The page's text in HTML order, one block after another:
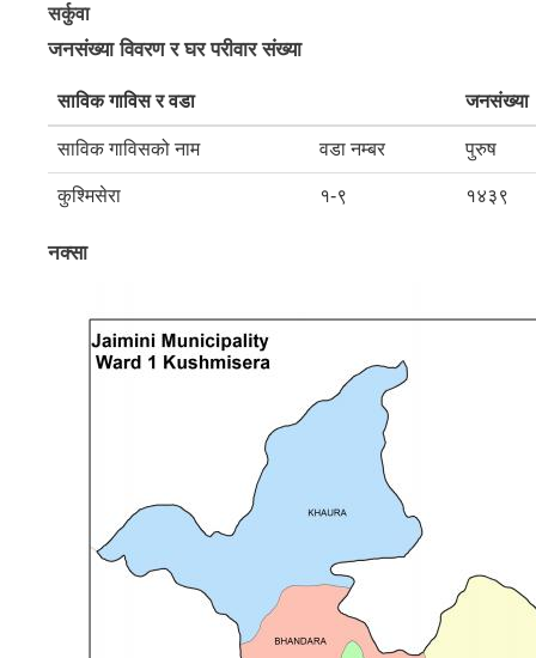
सर्कुवा
जनसंख्या विवरण र घर परीवार संख्या
साविक गाविस र वडा जनसंख्या
साविक गाविसको नाम वडा नम्बर पुरुष
कुश्मिसेरा १-९ १४३९
नक्सा